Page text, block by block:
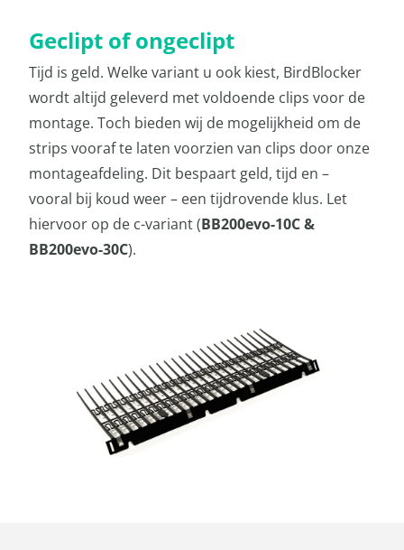
Geclipt of ongeclipt
Tijd is geld. Welke variant u ook kiest, BirdBlocker
wordt altijd geleverd met voldoende clips voor de
montage. Toch bieden wij de mogelijkheid om de
strips vooraf te laten voorzien van clips door onze
montageafdeling. Dit bespaart geld, tijd en –
vooral bij koud weer – een tijdrovende klus. Let
hiervoor op de c-variant (BB200evo-10C &
BB200evo-30C).